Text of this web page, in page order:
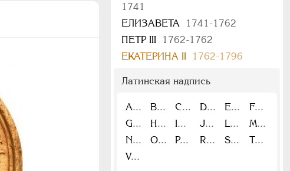
1741
ЕЛИЗАВЕТА
1741-1762
ПЕТР III
1762-1762
ЕКАТЕРИНА II
1762-1796
Латинская надпись
A B C D E
F
G
H I J L
M
N
O P R S
T
V